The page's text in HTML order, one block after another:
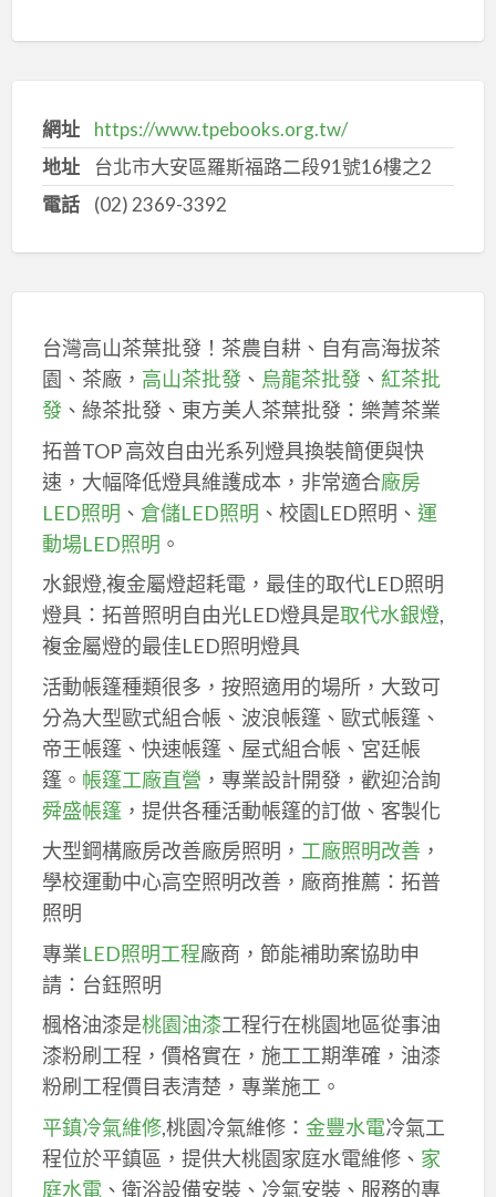
網址
https://www.tpebooks.org.tw/
地址
台北市大安區羅斯福路二段91號16樓之2
電話
(02) 2369-3392
台灣高山茶葉批發！茶農自耕、自有高海拔茶
園、茶廠， 高山茶批發、 烏龍茶批發、 紅茶批
發、綠茶批發、東方美人茶葉批發：樂菁茶業
拓普TOP 高效自由光系列燈具換裝簡便與快
速，大幅降低燈具維護成本，非常適合廠房
LED照明 、 倉儲LED照明 、校園LED照明、 運
動場LED照明 。
水銀燈,複金屬燈超耗電，最佳的取代LED照明
燈具：拓普照明自由光LED燈具是取代水銀燈,
複金屬燈的最佳LED照明燈具
活動帳篷種類很多，按照適用的場所，大致可
分為大型歐式組合帳、波浪帳篷、歐式帳篷、
帝王帳篷、快速帳篷、屋式組合帳、宮廷帳
篷。 帳篷工廠直營 ，專業設計開發，歡迎洽詢
舜盛帳篷，提供各種活動帳篷的訂做、客製化
大型鋼構廠房改善廠房照明， 工廠照明改善，
學校運動中心高空照明改善，廠商推薦：拓普
照明
專業LED照明工程廠商，節能補助案協助申
請：台鈺照明
楓格油漆是桃園油漆工程行在桃園地區從事油
漆粉刷工程，價格實在，施工工期準確，油漆
粉刷工程價目表清楚，專業施工。
平鎮冷氣維修,桃園冷氣維修： 金豐水電冷氣工
程位於平鎮區，提供大桃園家庭水電維修、 家
庭水電、衛浴設備安裝、冷氣安裝、服務的專